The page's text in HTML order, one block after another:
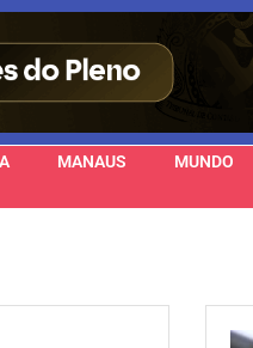
MANAUS MUNDO